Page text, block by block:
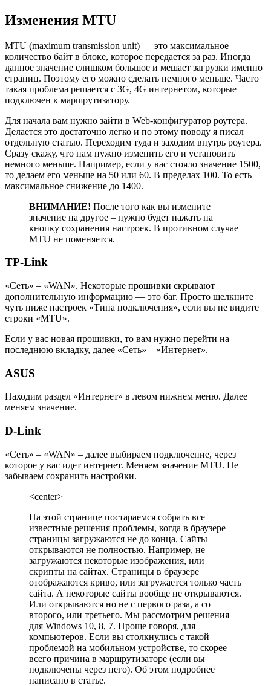
Изменения MTU
MTU (maximum transmission unit) — это максимальное
количество байт в блоке, которое передается за раз. Иногда
данное значение слишком большое и мешает загрузки именно
страниц. Поэтому его можно сделать немного меньше. Часто
такая проблема решается с 3G, 4G интернетом, которые
подключен к маршрутизатору.
Для начала вам нужно зайти в Web-конфигуратор роутера.
Делается это достаточно легко и по этому поводу я писал
отдельную статью. Переходим туда и заходим внутрь роутера.
Сразу скажу, что нам нужно изменить его и установить
немного меньше. Например, если у вас стояло значение 1500,
то делаем его меньше на 50 или 60. В пределах 100. То есть
максимальное снижение до 1400.
ВНИМАНИЕ! После того как вы измените
значение на другое – нужно будет нажать на
кнопку сохранения настроек. В противном случае
MTU не поменяется.
TP-Link
«Сеть» – «WAN». Некоторые прошивки скрывают
дополнительную информацию — это баг. Просто щелкните
чуть ниже настроек «Типа подключения», если вы не видите
строки «MTU».
Если у вас новая прошивки, то вам нужно перейти на
последнюю вкладку, далее «Сеть» – «Интернет».
ASUS
Находим раздел «Интернет» в левом нижнем меню. Далее
меняем значение.
D-Link
«Сеть» – «WAN» – далее выбираем подключение, через
которое у вас идет интернет. Меняем значение MTU. Не
забываем сохранить настройки.
<center>
На этой странице постараемся собрать все
известные решения проблемы, когда в браузере
страницы загружаются не до конца. Сайты
открываются не полностью. Например, не
загружаются некоторые изображения, или
скрипты на сайтах. Страницы в браузере
отображаются криво, или загружается только часть
сайта. А некоторые сайты вообще не открываются.
Или открываются но не с первого раза, а со
второго, или третьего. Мы рассмотрим решения
для Windows 10, 8, 7. Проще говоря, для
компьютеров. Если вы столкнулись с такой
проблемой на мобильном устройстве, то скорее
всего причина в маршрутизаторе (если вы
подключены через него). Об этом подробнее
написано в статье.